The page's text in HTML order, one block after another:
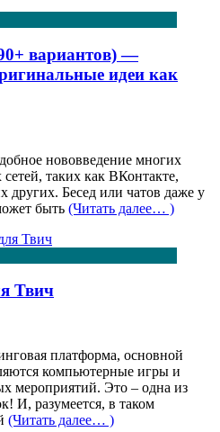
вариантов) —
идеи как
нововведение многих
таких как ВКонтакте,
других. Бесед или чатов даже у
быть (Читать далее… )
Твич
платформа, основной
компьютерные игры и
мероприятий. Это – одна из
И, разумеется, в таком
(Читать далее… )